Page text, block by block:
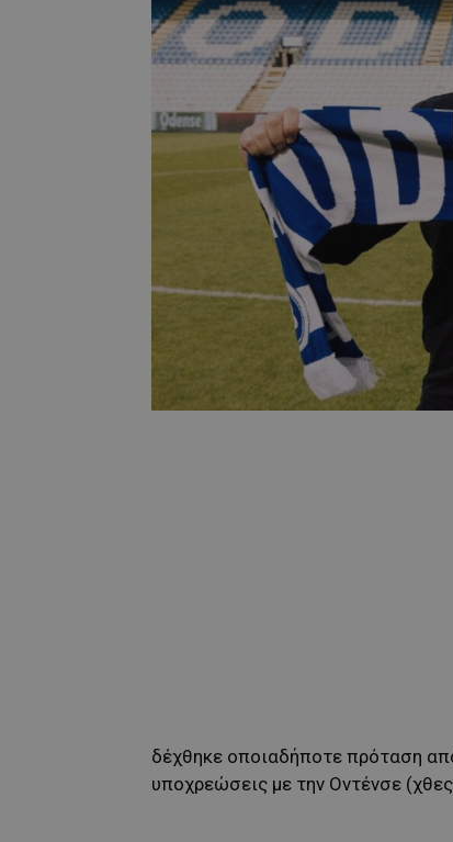
δέχθηκε οποιαδήποτε πρόταση
υποχρεώσεις με την Οντένσε